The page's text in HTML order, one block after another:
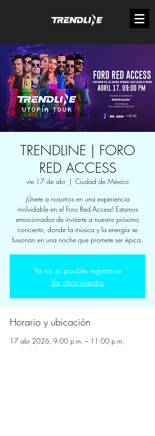
TRENDLINE | FORO
RED ACCESS
vie 17 de abr
  |
Ciudad de México
¡Únete a nosotros en una experiencia
inolvidable en el Foro Red Access! Estamos
emocionados de invitarte a nuestro próximo
concierto, donde la música y la energía se
fusionan en una noche que promete ser épica.
Ya no es posible registrarse
Ver otros eventos
Horario y ubicación
17 abr 2026, 9:00 p.m. – 11:00 p.m.
Ciudad de México, Centenario 159, Del